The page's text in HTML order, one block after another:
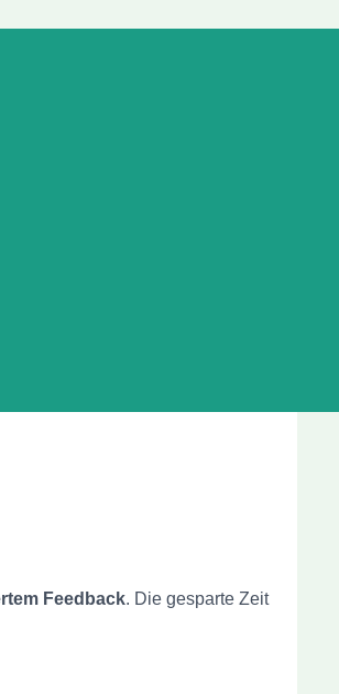
Feedback. Die gesparte Zeit